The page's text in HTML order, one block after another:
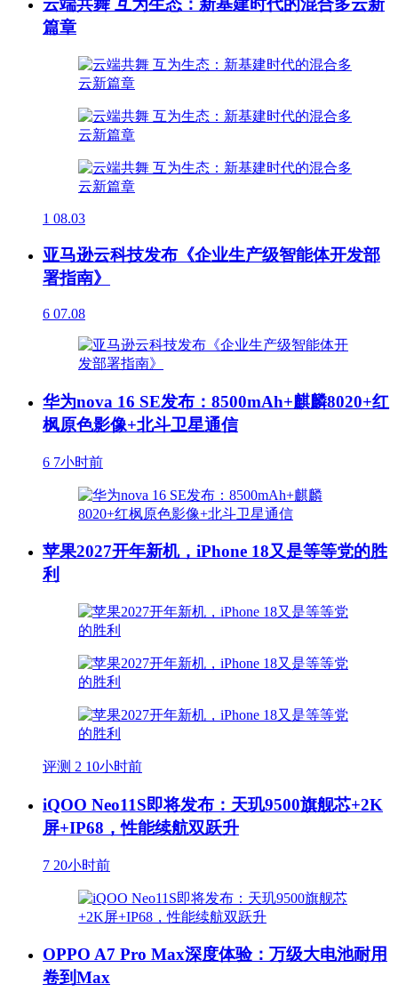
云端共舞 互为生态：新基建时代的混合多云新
篇章
1 08.03
亚马逊云科技发布《企业生产级智能体开发部
署指南》
6 07.08
华为nova 16 SE发布：8500mAh+麒麟8020+红
枫原色影像+北斗卫星通信
6 7小时前
苹果2027开年新机，iPhone 18又是等等党的胜
利
评测 2 10小时前
iQOO Neo11S即将发布：天玑9500旗舰芯+2K
屏+IP68，性能续航双跃升
7 20小时前
OPPO A7 Pro Max深度体验：万级大电池耐用
卷到Max